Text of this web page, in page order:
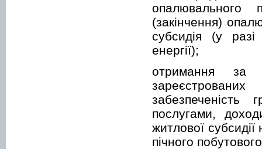
опалювального
(закінчення)
субсидія (у
енергії);
отримання за
послугами,
житлової
пічного